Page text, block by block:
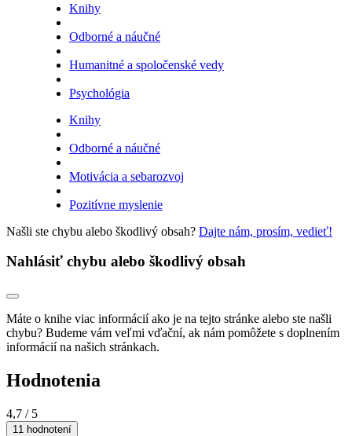
Knihy
Odborné a náučné
Humanitné a spoločenské vedy
Psychológia
Knihy
Odborné a náučné
Motivácia a sebarozvoj
Pozitívne myslenie
Našli ste chybu alebo škodlivý obsah? Dajte nám, prosím, vedieť!
Nahlásiť chybu alebo škodlivý obsah
Máte o knihe viac informácií ako je na tejto stránke alebo ste našli
chybu? Budeme vám veľmi vďační, ak nám pomôžete s doplnením
informácií na našich stránkach.
Hodnotenia
4,7 / 5
11 hodnotení